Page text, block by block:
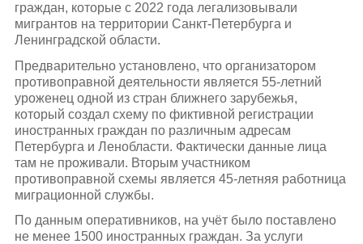
граждан, которые с 2022 года легализовывали
мигрантов на территории Санкт-Петербурга и
Ленинградской области.
Предварительно установлено, что организатором
противоправной деятельности является 55-летний
уроженец одной из стран ближнего зарубежья,
который создал схему по фиктивной регистрации
иностранных граждан по различным адресам
Петербурга и Ленобласти. Фактически данные лица
там не проживали. Вторым участником
противоправной схемы является 45-летняя работница
миграционной службы.
По данным оперативников, на учёт было поставлено
не менее 1500 иностранных граждан. За услуги